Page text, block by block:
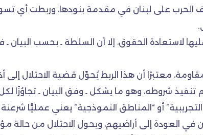
الحرب على لبنان في مقدمة بنودها، وربطت أي
لاستعادة الحقوق، إلا أن السلطة ـ بحسب البيان
معتبرًا أن هذا الربط يُحوّل قضية الاحتلال
شروطه، وهو ما يشكل ـ وفق البيان ـ تجاوُزًا
أَو “المناطق النموذجية” يعني عمليًّا شرعنة
العودة إلى أراضيهم، ويحول الاحتلال من حالة